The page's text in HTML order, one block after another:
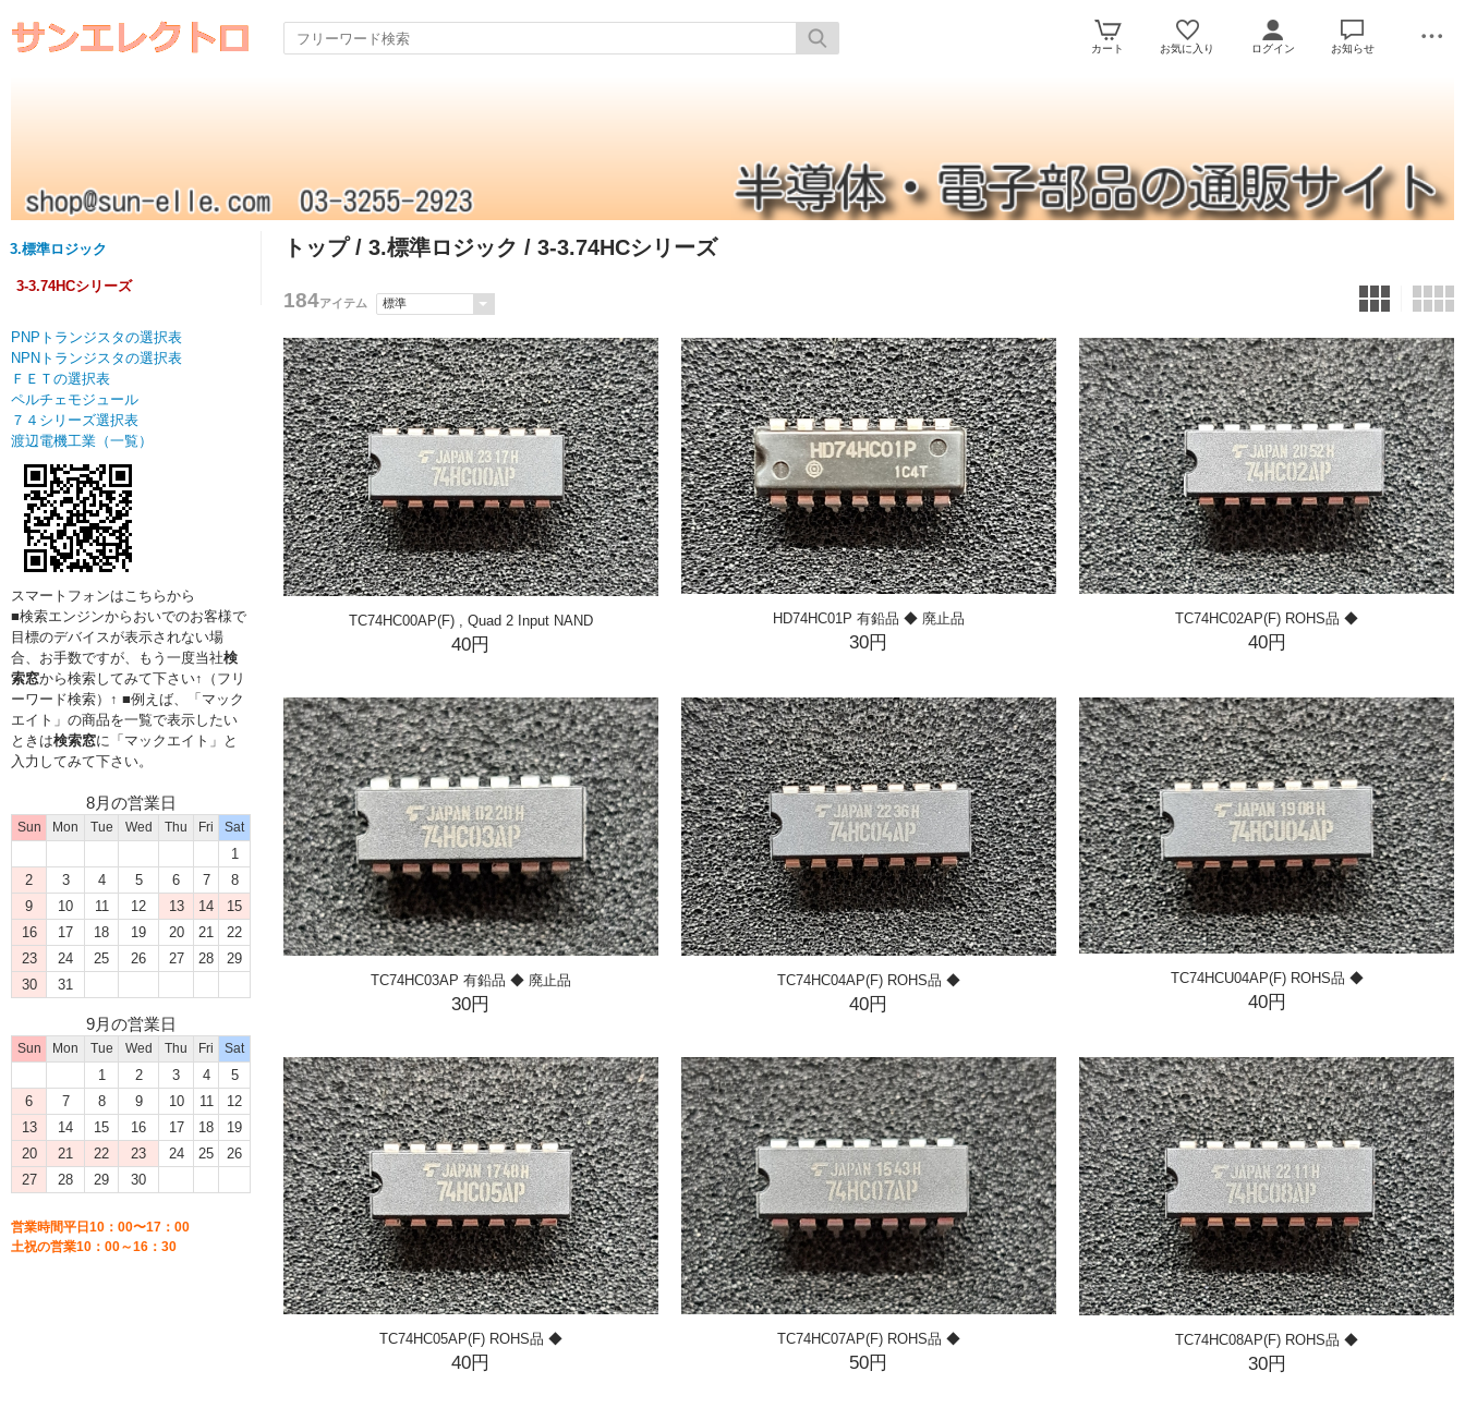
カート お気に入り ログイン お知らせ
3.標準ロジック
3-3.74HCシリーズ
PNPトランジスタの選択表
NPNトランジスタの選択表
ＦＥＴの選択表
ペルチェモジュール
７４シリーズ選択表
渡辺電機工業（一覧）
スマートフォンはこちらから
■検索エンジンからおいでのお客様で
目標のデバイスが表示されない場
合、お手数ですが、もう一度当社検
索窓から検索してみて下さい↑（フリ
ーワード検索）↑ ■例えば、「マック
エイト」の商品を一覧で表示したい
ときは検索窓に「マックエイト」と
入力してみて下さい。
8月の営業日
Sun Mon Tue Wed Thu Fri Sat
1
2
3 4 5 6 7
8
9
10 11 12 13 14
15
16
17 18 19 20 21
22
23
24 25 26 27 28
29
30
31
9月の営業日
Sun Mon Tue Wed Thu Fri Sat
1 2 3 4
5
6
7 8 9 10 11
12
13
14 15 16 17 18
19
20
21 22 23 24 25
26
27
28 29 30
営業時間平日10：00〜17：00
土祝の営業10：00～16：30
トップ/ 3.標準ロジック / 3-3.74HCシリーズ
184アイテム
TC74HC00AP(F) , Quad 2 Input NAND
40円
HD74HC01P 有鉛品 ◆ 廃止品
30円
TC74HC02AP(F) ROHS品 ◆
40円
TC74HC03AP 有鉛品 ◆ 廃止品
30円
TC74HC04AP(F) ROHS品 ◆
40円
TC74HCU04AP(F) ROHS品 ◆
40円
TC74HC05AP(F) ROHS品 ◆
40円
TC74HC07AP(F) ROHS品 ◆
50円
TC74HC08AP(F) ROHS品 ◆
30円